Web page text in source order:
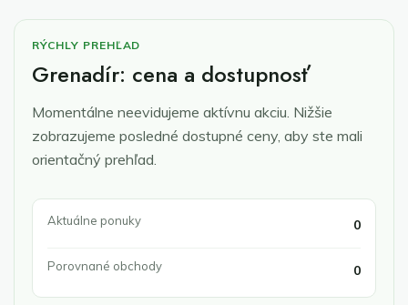
RÝCHLY PREHĽAD
Grenadír: cena a dostupnosť
Momentálne neevidujeme aktívnu akciu. Nižšie
zobrazujeme posledné dostupné ceny, aby ste mali
orientačný prehľad.
Aktuálne ponuky 0
Porovnané obchody 0